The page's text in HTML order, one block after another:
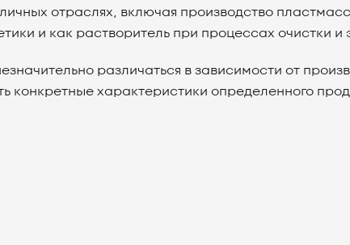
отраслях, включая производство
и как растворитель при процессах очистки и
различаться в зависимости от
конкретные характеристики определенного